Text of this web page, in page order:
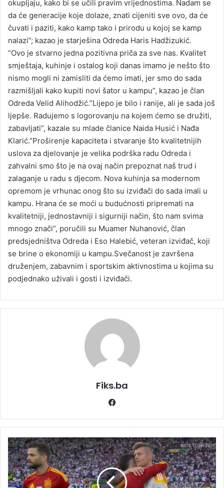
okupljaju, kako bi se učili pravim vrijednostima. Nadam se
da će generacije koje dolaze, znati cijeniti sve ovo, da će
čuvati i paziti, kako kamp tako i prirodu u kojoj se kamp
nalazi”; kazao je starješina Odreda Haris Hadžizukić.
“Ovo je stvarno jedna pozitivna priča za sve nas. Kvalitet
smještaja, kuhinje i ostalog koji danas imamo je nešto što
nismo mogli ni zamisliti da ćemo imati, jer smo do sada
razmišljali kako kupiti novi šator u kampu”, kazao je član
Odreda Velid Alihodžić.”Lijepo je bilo i ranije, ali je sada još
ljepše. Radujemo s logorovanju na kojem ćemo se družiti,
zabavljati”, kazale su mlade članice Naida Husić i Nađa
Klarić.”Proširenje kapaciteta i stvaranje što kvalitetnijih
uslova za djelovanje je velika podrška radu Odreda i
zahvalni smo što je na ovaj način prepoznat naš trud i
zalaganje u radu s djecom. Nova kuhinja sa modernom
opremom je vrhunac onog što su izviđači do sada imali u
kampu. Hrana će se moći u budućnosti pripremati na
kvalitetniji, jednostavniji i sigurniji način, što nam svima
mnogo znači”, poručili su Muamer Nuhanović, član
predsjedništva Odreda i Eso Halebić, veteran izviđač, koji
se brine o ekonomiji u kampu.Svečanost je završena
druženjem, zabavnim i sportskim aktivnostima u kojima su
podjednako uživali i gosti i izviđači.
Fiks.ba
Čudesni
Toni
Kroos
na
izuzetno